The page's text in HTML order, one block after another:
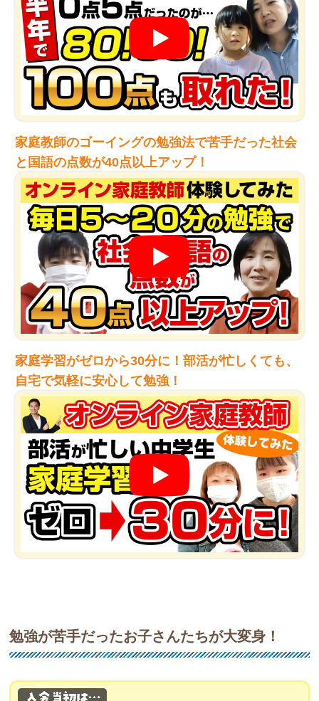
家庭教師のゴーイングの勉強法で苦手だった社会
と国語の点数が40点以上アップ！
家庭学習がゼロから30分に！部活が忙しくても、
自宅で気軽に安心して勉強！
勉強が苦手だったお子さんたちが大変身！